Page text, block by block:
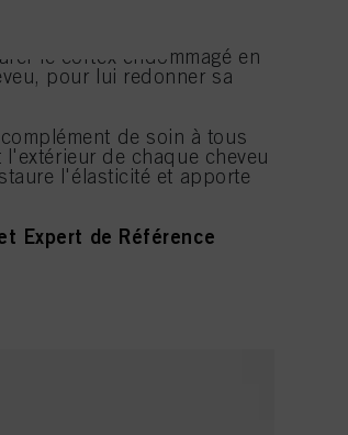
le cortex endommagé en
pour lui redonner sa
de soin à tous
de chaque cheveu
l'élasticité et apporte
Expert de Référence